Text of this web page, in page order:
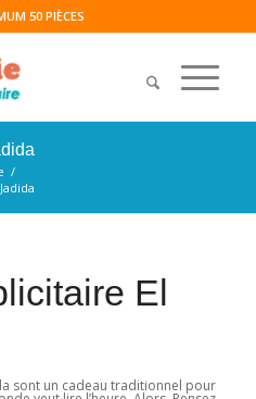
50 PIÈCES
/
El
sont un cadeau traditionnel pour